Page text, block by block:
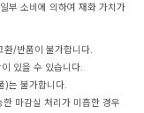
부 소비에 의하여 재화 가치가
/반품이 불가합니다.
있을 수 있습니다.
)는 불가합니다.
마감실 처리가 미흡한 경우